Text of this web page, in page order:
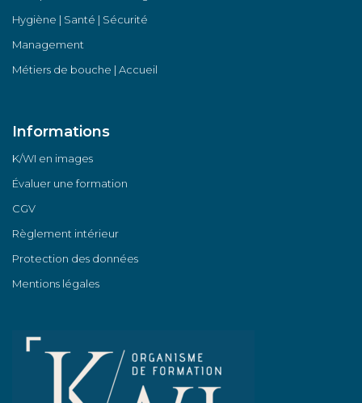
Hygiène | Santé | Sécurité
Management
Métiers de bouche | Accueil
Informations
K/WI en images
Évaluer une formation
CGV
Règlement intérieur
Protection des données
Mentions légales